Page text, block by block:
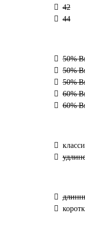
42
44
50%
50%
50%
60%
60%